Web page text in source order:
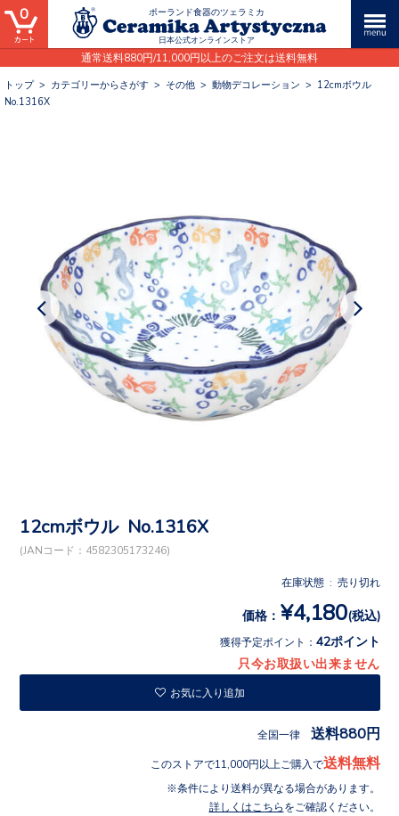
ポーランド食器のツェラミカ
日本公式オンラインストア
通常送料880円/11,000円以上のご注文は送料無料
0
トップ> カテゴリーからさがす > その他 > 動物デコレーション > 12cmボウル
No.1316X
12cmボウル No.1316X
(JANコード：4582305173246)
在庫状態 : 売り切れ
価格： ¥4,180(税込)
獲得予定ポイント： 42ポイント
只今お取扱い出来ません
お気に入り追加
全国一律 送料880円
このストアで11,000円以上ご購入で送料無料
条件により送料が異なる場合があります。
詳しくはこちら をご確認ください。